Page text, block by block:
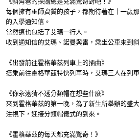
每個擁有巫師資質的孩子，都期待著在十一歲
的入學通知信。
當然這也包括了艾瑪一行人。
收到通知信的艾瑪、諾曼與雷，乘坐公車來到
《出發前往霍格華茲列車上的插曲》
搭乘前往霍格華茲特快列車時，艾瑪三人在列
《你永遠猜不透分類帽在想些什麼》
來到霍格華茲的第一晚，為了新生所舉辦的盛
注視下，迎接分類帽儀式的到來。
《霍格華茲的每天都充滿驚奇！》